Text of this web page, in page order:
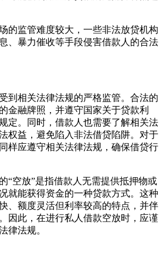
的监管难度较大，一些非法放贷机构
、暴力催收等手段侵害借款人的合法
到相关法律法规的严格监管。合法的
金融牌照，并遵守国家关于贷款利
定。同时，借款人也需要了解相关法
权益，避免陷入非法借贷陷阱。对于
样应遵守相关法律法规，确保借贷行
“空放”是指借款人无需提供抵押物或
就能获得资金的一种贷款方式。这种
、额度灵活但利率较高的特点，并伴
因此，在进行私人借款空放时，应谨
律法规。